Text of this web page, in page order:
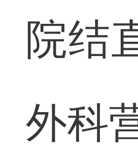
院结
外科